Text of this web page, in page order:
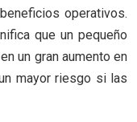
operativos.
que un pequeño
un gran aumento en
mayor riesgo si las